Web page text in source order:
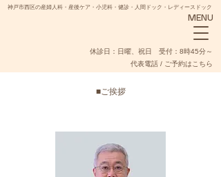
NADESHIKO
​休診日：日曜、祝日 受付：8時45分～
代表電話 / ご予約はこちら
MENU
神戸市西区の産婦人科・産後ケア・小児科・健診・人間ドック・レディースドック
■ご挨拶